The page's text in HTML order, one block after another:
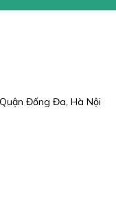
Đống Đa, Hà Nội